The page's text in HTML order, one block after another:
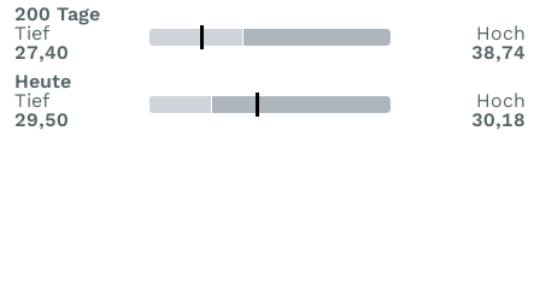
200 Tage
Tief
27,40
Hoch
38,74
Heute
Tief
29,50
Hoch
30,18